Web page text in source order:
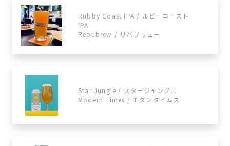
Rubby Coast IPA / ルビーコースト
IPA
Repubrew / リパブリュー
Star Jungle / スタージャングル
Modern Times / モダンタイムス